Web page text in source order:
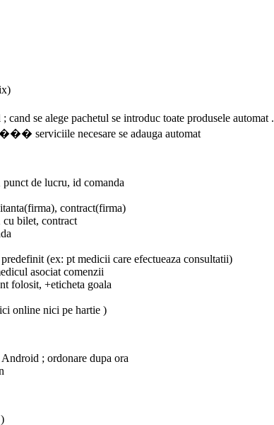
se alege pachetul se introduc toate produsele automat .
serviciile necesare se adauga automat
de lucru, id comanda
contract(firma)
cu bilet, contract
(ex: pt medicii care efectueaza consultatii)
asociat comenzii
folosit, +eticheta goala
online nici pe hartie )
; ordonare dupa ora